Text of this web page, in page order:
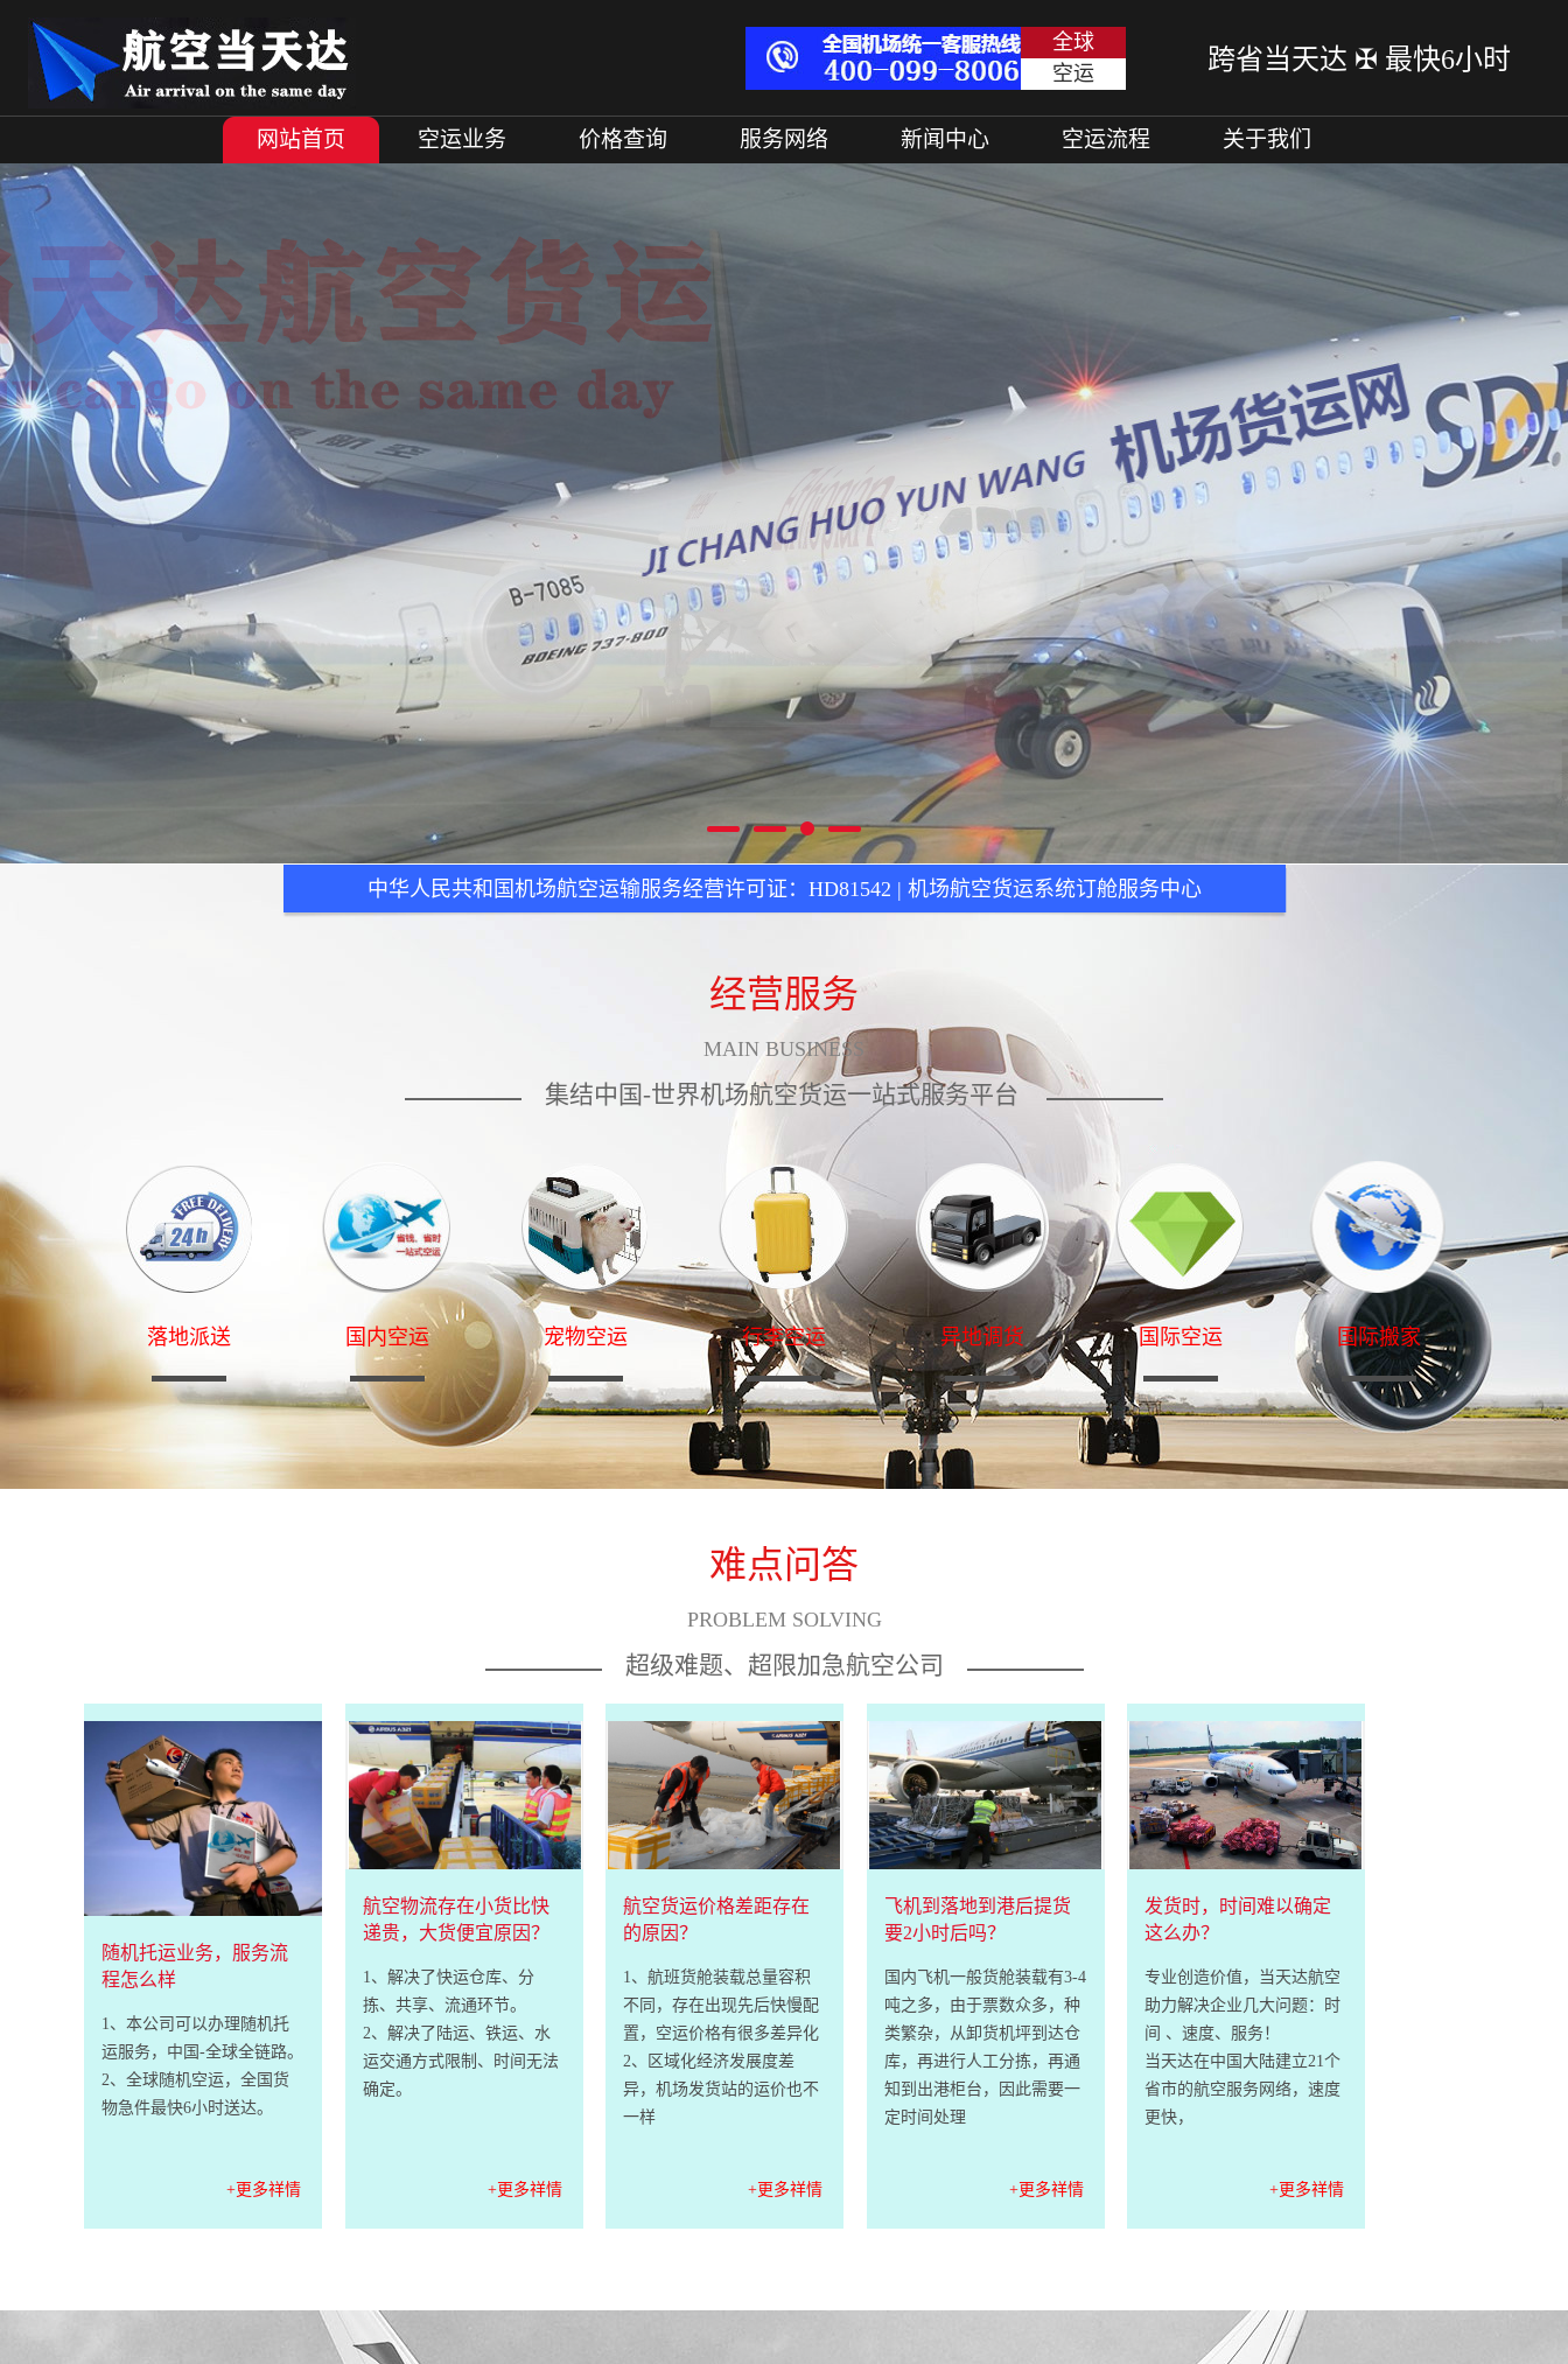
跨省当天达 ✠ 最快6小时
全球
空运
网站首页 空运业务 价格查询 服务网络 新闻中心 空运流程 关于我们
中华人民共和国机场航空运输服务经营许可证：HD81542 | 机场航空货运系统订舱服务中心
经营服务
MAIN BUSINESS
集结中国-世界机场航空货运一站式服务平台
落地派送 国内空运 宠物空运 行李空运 异地调货 国际空运 国际搬家
难点问答
PROBLEM SOLVING
超级难题、超限加急航空公司
随机托运业务，服务流
程怎么样
1、本公司可以办理随机托
运服务，中国-全球全链路。
2、全球随机空运，全国货
物急件最快6小时送达。
+更多祥情
航空物流存在小货比快
递贵，大货便宜原因？
1、解决了快运仓库、分
拣、共享、流通环节。
2、解决了陆运、铁运、水
运交通方式限制、时间无法
确定。
+更多祥情
航空货运价格差距存在
的原因？
1、航班货舱装载总量容积
不同，存在出现先后快慢配
置，空运价格有很多差异化
2、区域化经济发展度差
异，机场发货站的运价也不
一样
+更多祥情
飞机到落地到港后提货
要2小时后吗？
国内飞机一般货舱装载有3-4
吨之多，由于票数众多，种
类繁杂，从卸货机坪到达仓
库，再进行人工分拣，再通
知到出港柜台，因此需要一
定时间处理
+更多祥情
发货时，时间难以确定
这么办？
专业创造价值，当天达航空
助力解决企业几大问题：时
间 、速度、服务！
当天达在中国大陆建立21个
省市的航空服务网络，速度
更快，
+更多祥情